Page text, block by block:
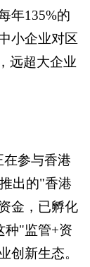
年135%的
小企业对区
远超大企业
在参与香港
出的"香港
金，已孵化
种"监管+资
创新生态。